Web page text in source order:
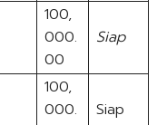
100,
000.
00
Siap
100,
000.
Siap